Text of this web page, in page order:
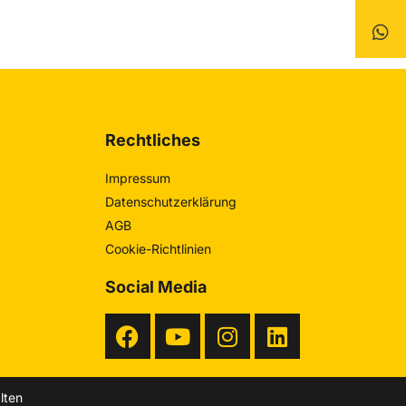
Rechtliches
Impressum
Datenschutzerklärung
AGB
Cookie-Richtlinien
Social Media